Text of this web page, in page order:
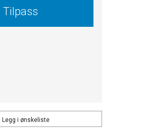
Tilpass
Legg i ønskeliste